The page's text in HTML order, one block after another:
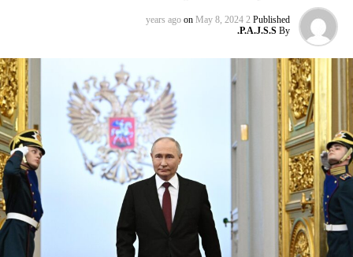
Published
2 years ago
on May 8, 2024
By
P.A.J.S.S.